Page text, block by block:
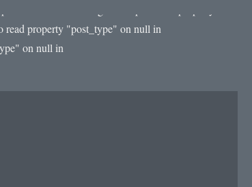
read property "post_type" on null in
on null in